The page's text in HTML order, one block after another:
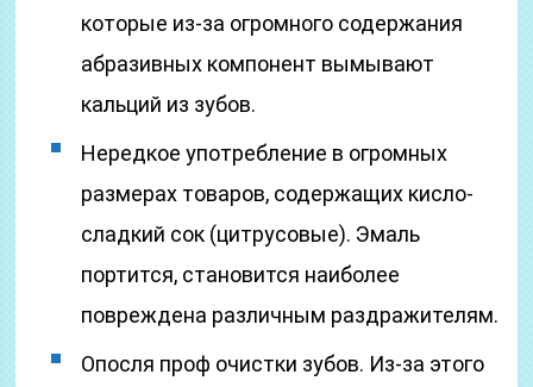
которые из-за огромного содержания
абразивных компонент вымывают
кальций из зубов.
Нередкое употребление в огромных
размерах товаров, содержащих кисло-
сладкий сок (цитрусовые). Эмаль
портится, становится наиболее
повреждена различным раздражителям.
Опосля проф очистки зубов. Из-за этого